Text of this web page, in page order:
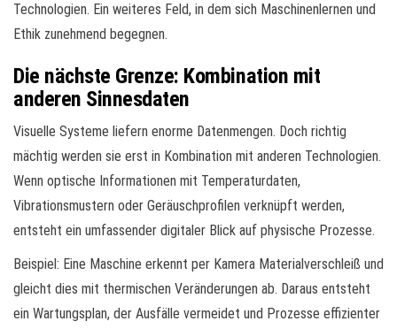
Technologien. Ein weiteres Feld, in dem sich Maschinenlernen und
Ethik zunehmend begegnen.
Die nächste Grenze: Kombination mit
anderen Sinnesdaten
Visuelle Systeme liefern enorme Datenmengen. Doch richtig
mächtig werden sie erst in Kombination mit anderen Technologien.
Wenn optische Informationen mit Temperaturdaten,
Vibrationsmustern oder Geräuschprofilen verknüpft werden,
entsteht ein umfassender digitaler Blick auf physische Prozesse.
Beispiel: Eine Maschine erkennt per Kamera Materialverschleiß und
gleicht dies mit thermischen Veränderungen ab. Daraus entsteht
ein Wartungsplan, der Ausfälle vermeidet und Prozesse effizienter